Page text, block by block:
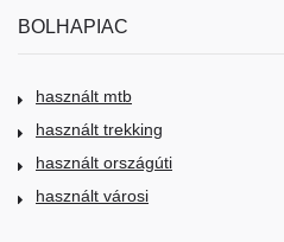
BOLHAPIAC
használt mtb
használt trekking
használt országúti
használt városi